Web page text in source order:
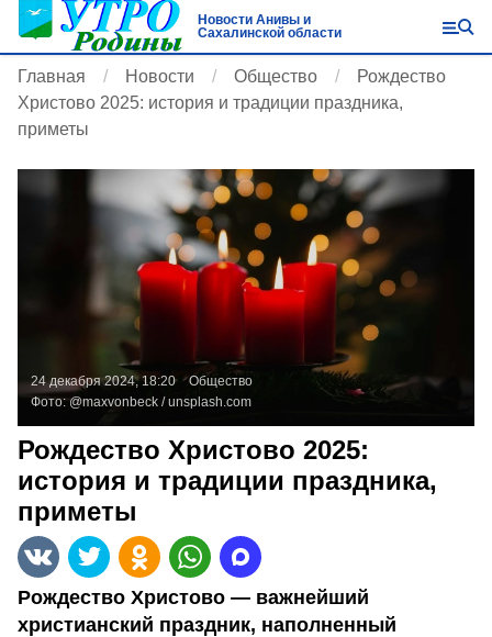
Новости Анивы и
Сахалинской области
Главная Новости Общество
Рождество
Христово 2025: история и традиции праздника,
приметы
24 декабря 2024, 18:20
Общество
Фото:@maxvonbeck /unsplash.com
Рождество Христово 2025:
история и традиции праздника,
приметы
Рождество Христово — важнейший
христианский праздник, наполненный